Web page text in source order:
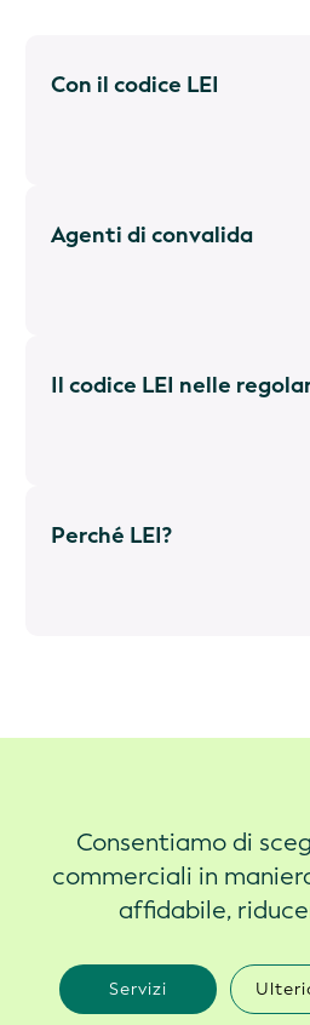
Con il codice LEI
Agenti di convalida
Il codice LEI nelle
Perché LEI?
Consentiamo di
commerciali in
affidabile,
Servizi